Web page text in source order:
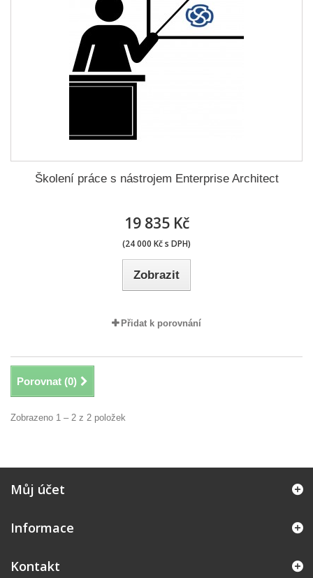
Školení práce s nástrojem Enterprise Architect
19 835 Kč
(24 000 Kč s DPH)
Zobrazit
Přidat k porovnání
Porovnat (0)
Zobrazeno 1 – 2 z 2 položek
Můj účet
Informace
Kontakt